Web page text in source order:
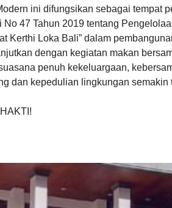
ini difungsikan sebagai tempat
47 Tahun 2019 tentang
Kerthi Loka Bali” dalam
dengan kegiatan makan
penuh kekeluargaan,
dan kepedulian lingkungan